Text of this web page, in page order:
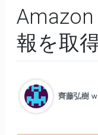
報を取
齊藤弘樹